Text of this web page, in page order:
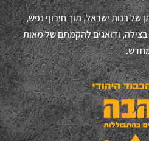
בנות ישראל, תוך חירוף נפש,
ודואגים להקמתם של מאות
מחדש.